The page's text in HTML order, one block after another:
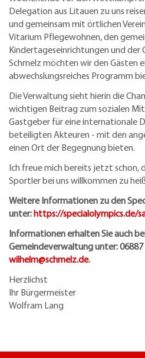
Delegation aus Litauen zu uns
und gemeinsam mit örtlichen
Vitarium Pflegewohnen, den
Kindertageseinrichtungen und der
Schmelz möchten wir den Gästen
abwechslungsreiches Programm
Die Verwaltung sieht hierin die
wichtigen Beitrag zum sozialen
Gastgeber für eine internationale
beteiligten Akteuren - mit den
einen Ort der Begegnung bieten.
Ich freue mich bereits jetzt schon,
Sportler bei uns willkommen zu
Weitere Informationen zu den
unter:https://specialolympics.de/
Informationen erhalten Sie auch
Gemeindeverwaltung unter:
wilhelm@schmelz.de.
Herzlichst
Ihr Bürgermeister
Wolfram Lang